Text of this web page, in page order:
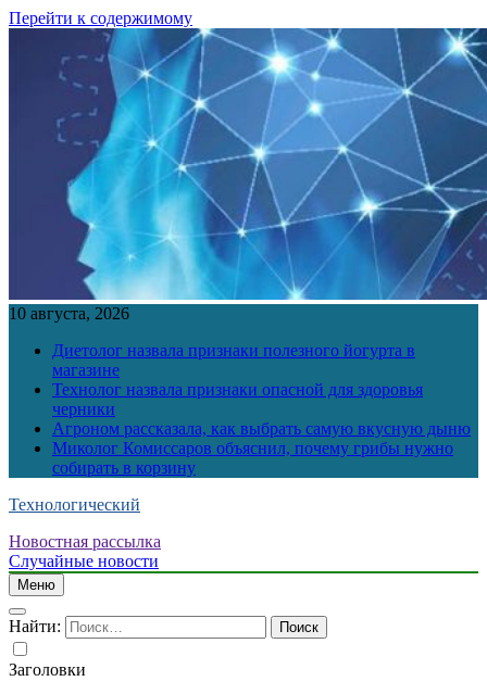
Перейти к содержимому
10 августа, 2026
Диетолог назвала признаки полезного йогурта в
магазине
Технолог назвала признаки опасной для здоровья
черники
Агроном рассказала, как выбрать самую вкусную дыню
Миколог Комиссаров объяснил, почему грибы нужно
собирать в корзину
Технологический
Новостная рассылка
Случайные новости
Меню
Найти:
Заголовки